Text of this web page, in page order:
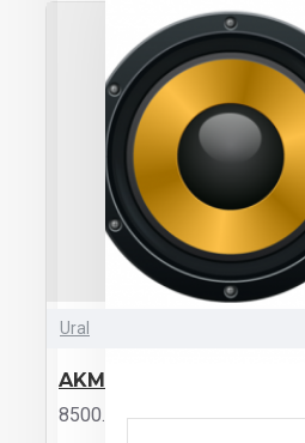
Ural
AKM 2.120
8500.00р.